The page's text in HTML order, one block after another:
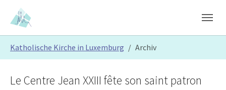
Skip to main content
Skip to page footer
Katholische Kirche in Luxemburg Archiv
Le Centre Jean XXIII fête son saint patron